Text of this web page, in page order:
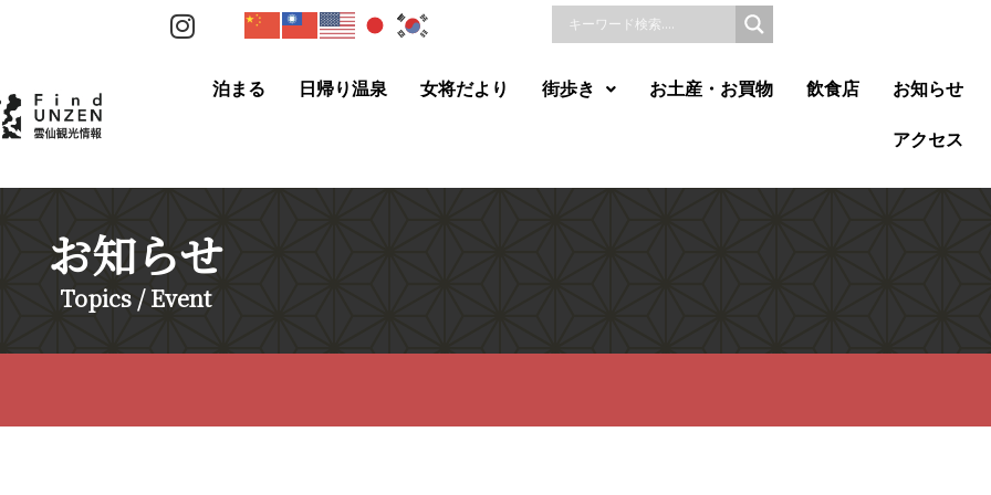
泊まる 日帰り温泉 女将だより 街歩き お土産・お買物 飲食店 お知らせ
アクセス
お知らせ
Topics / Event